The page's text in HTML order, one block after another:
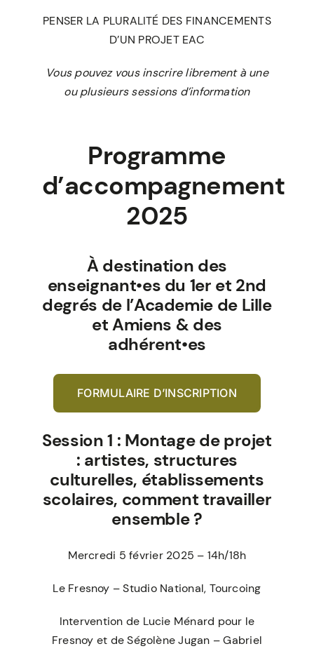
PENSER LA PLURALITÉ DES FINANCEMENTS
D’UN PROJET EAC
Vous pouvez vous inscrire librement à une
ou plusieurs sessions d’information
Programme
d’accompagnement
2025
À destination des
enseignant•es du 1er et 2nd
degrés de l’Academie de Lille
et Amiens & des
adhérent•es
FORMULAIRE D’INSCRIPTION
Session 1 : Montage de projet
: artistes, structures
culturelles, établissements
scolaires, comment travailler
ensemble ?
Mercredi 5 février 2025 – 14h/18h
Le Fresnoy – Studio National, Tourcoing
Intervention de Lucie Ménard pour le
Fresnoy et de Ségolène Jugan – Gabriel